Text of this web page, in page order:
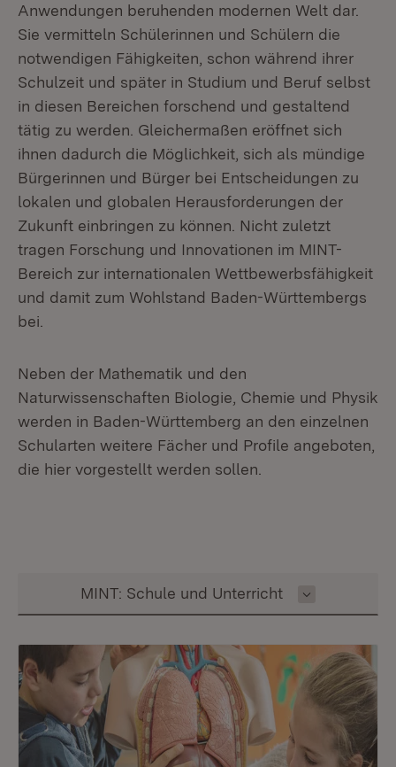
Anwendungen beruhenden modernen Welt dar.
Sie vermitteln Schülerinnen und Schülern die
notwendigen Fähigkeiten, schon während ihrer
Schulzeit und später in Studium und Beruf selbst
in diesen Bereichen forschend und gestaltend
tätig zu werden. Gleichermaßen eröffnet sich
ihnen dadurch die Möglichkeit, sich als mündige
Bürgerinnen und Bürger bei Entscheidungen zu
lokalen und globalen Herausforderungen der
Zukunft einbringen zu können. Nicht zuletzt
tragen Forschung und Innovationen im MINT-
Bereich zur internationalen Wettbewerbsfähigkeit
und damit zum Wohlstand Baden-Württembergs
bei.
Neben der Mathematik und den
Naturwissenschaften Biologie, Chemie und Physik
werden in Baden-Württemberg an den einzelnen
Schularten weitere Fächer und Profile angeboten,
die hier vorgestellt werden sollen.
Inhalt auswählen
MINT: Schule und Unterricht